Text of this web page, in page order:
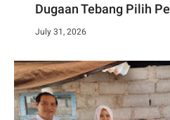
Dugaan Tebang Pilih
July 31, 2026